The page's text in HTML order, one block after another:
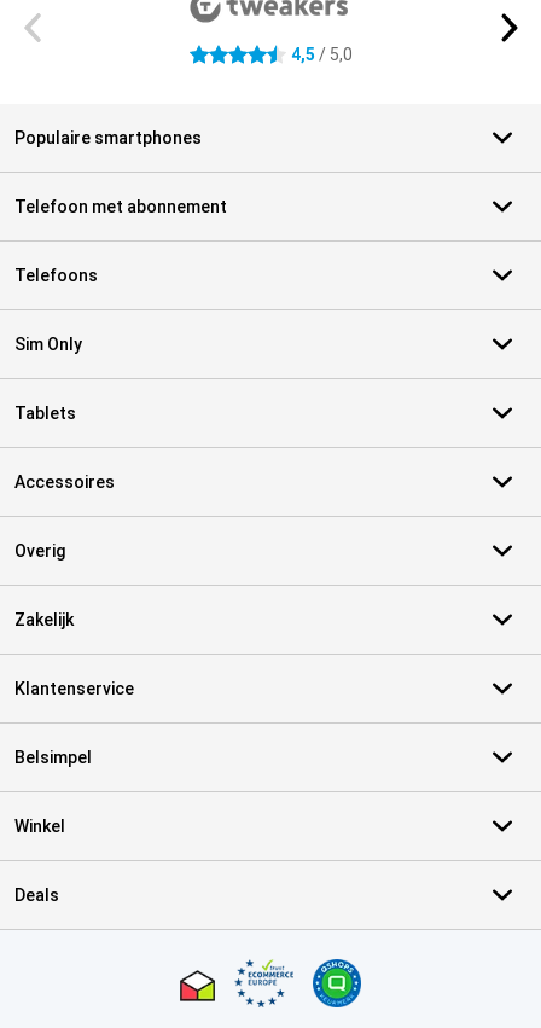
4.5 sterren 4,5 / 5,0
Populaire smartphones
Telefoon met abonnement
Telefoons
Sim Only
Tablets
Accessoires
Overig
Zakelijk
Klantenservice
Belsimpel
Winkel
Deals